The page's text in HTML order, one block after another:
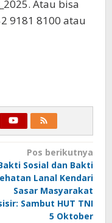
Atau bisa
9181 8100 atau
Pos berikutnya
Sosial dan Bakti
Lanal Kendari
Sasar Masyarakat
Sambut HUT TNI
5 Oktober